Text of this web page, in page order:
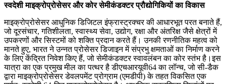
स्वदेशी माइक्रोप्रोसेसर और कोर सेमीकंडक्टर प्रौद्योगिकियों का विकास
माइक्रोप्रोसेसर आधुनिक डिजिटल इंफ्रास्ट्रक्चर की आधारभूत परत बनाते हैं,
जो दूरसंचार, गतिशीलता, स्वास्थ्य सेवा, उद्योग, रक्षा और अंतरिक्ष जैसे क्षेत्रों में
उपकरणों और सिस्टमों को शक्ति प्रदान करते हैं। उनकी रणनीतिक महत्व को
मानते हुए, भारत ने उन्नत प्रोसेसर डिजाइन में संप्रभु क्षमताओं का निर्माण करने
के लिए केंद्रित निवेश किए हैं, जो सेमीकंडक्टर स्वावलंबन का कोर स्तंभ है।इस
यात्रा का एक प्रमुख मील का पत्थर है डीएचआरयूवी64 का लॉन्च, जो सी-डैक
द्वारा माइक्रोप्रोसेसर डेवलपमेंट प्रोग्राम (एमडीपी) के तहत विकसित एक